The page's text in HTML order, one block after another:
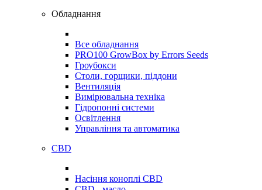
Обладнання
Все обладнання
PRO100 GrowBox by Errors Seeds
Гроубокси
Столи, горщики, піддони
Вентиляція
Вимірювальна техніка
Гідропонні системи
Освітлення
Управління та автоматика
CBD
Насіння коноплі CBD